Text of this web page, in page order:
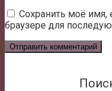
Сохранить моё имя,
браузере для